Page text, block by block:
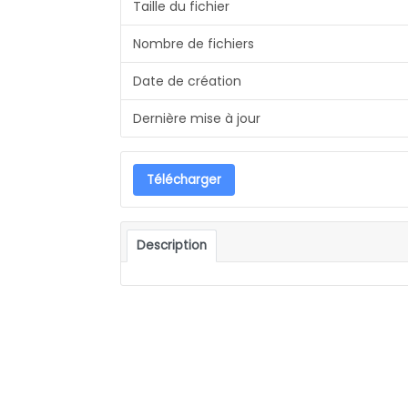
Taille du fichier
Nombre de fichiers
Date de création
Dernière mise à jour
Télécharger
Description